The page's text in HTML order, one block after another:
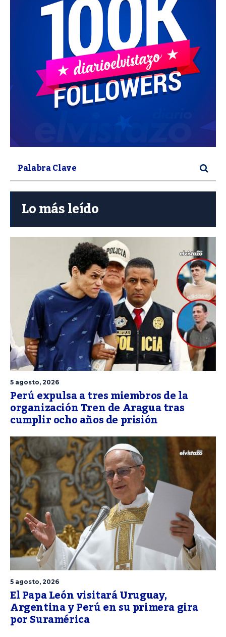
Lo más leído
5 agosto, 2026
Perú expulsa a tres miembros de la
organización Tren de Aragua tras
cumplir ocho años de prisión
5 agosto, 2026
El Papa León visitará Uruguay,
Argentina y Perú en su primera gira
por Suramérica